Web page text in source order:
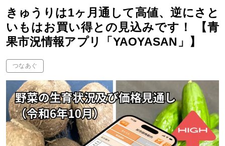
きゅうりは1ヶ月通して高値、逆にさと
いもはお買い得との見込みです！ 【青
果市況情報アプリ「YAOYASAN」】
つなあぐ